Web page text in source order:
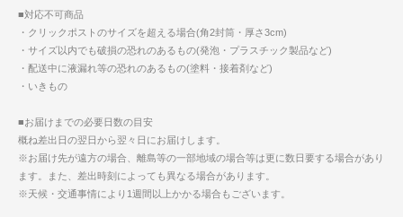
■対応不可商品
・クリックポストのサイズを超える場合(角2封筒・厚さ3cm)
・サイズ以内でも破損の恐れのあるもの(発泡・プラスチック製品など)
・配送中に液漏れ等の恐れのあるもの(塗料・接着剤など)
・いきもの
■お届けまでの必要日数の目安
概ね差出日の翌日から翌々日にお届けします。
※お届け先が遠方の場合、離島等の一部地域の場合等は更に数日要する場合があり
ます。また、差出時刻によっても異なる場合があります。
※天候・交通事情により1週間以上かかる場合もございます。